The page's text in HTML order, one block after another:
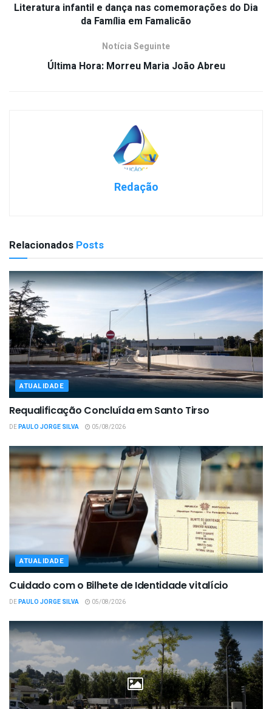
Literatura infantil e dança nas comemorações do Dia
da Família em Famalicão
Notícia Seguinte
Última Hora: Morreu Maria João Abreu
Redação
Relacionados Posts
ATUALIDADE
Requalificação Concluída em Santo Tirso
DEPAULO JORGE SILVA 05/08/2026
ATUALIDADE
Cuidado com o Bilhete de Identidade vitalício
DEPAULO JORGE SILVA 05/08/2026